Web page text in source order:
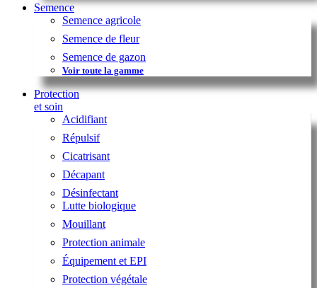
Semence
Semence agricole
Semence de fleur
Semence de gazon
Voir toute la gamme
Protection
et soin
Acidifiant
Répulsif
Cicatrisant
Décapant
Désinfectant
Lutte biologique
Mouillant
Protection animale
Équipement et EPI
Protection végétale